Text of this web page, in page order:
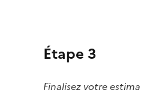
Étape 3
Finalisez votre